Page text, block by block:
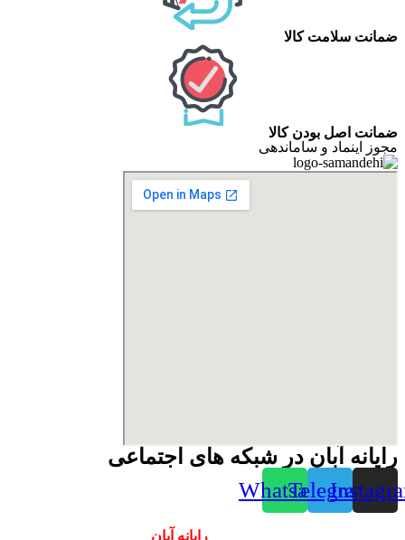
ضمانت سلامت کالا
ضمانت اصل بودن کالا
مجوز اینماد و ساماندهی
رایانه آبان در شبکه های اجتماعی
Telegram
Whatsapp
رایانه آبان